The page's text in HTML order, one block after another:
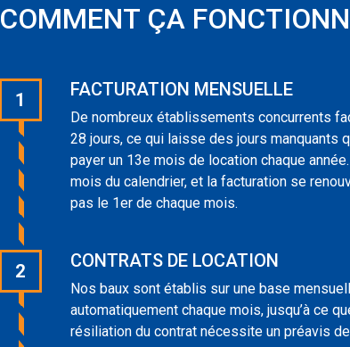
COMMENT ÇA
1 FACTURATION MENSUELLE
De nombreux établissements concurrents
28 jours, ce qui laisse des jours manquants
payer un 13e mois de location chaque
mois du calendrier, et la facturation se
pas le 1er de chaque mois.
2 CONTRATS DE LOCATION
Nos baux sont établis sur une base
automatiquement chaque mois, jusqu’à ce
résiliation du contrat nécessite un préavis